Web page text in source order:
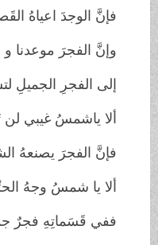
فإنَّ الوجدَ اعياهُ القَصيدُ
وإنَّ الفجرَ موعدنا و إنّا
إلى الفجرِ الجميلِ
ألا ياشمسُ غيبي لن
فإنَّ الفجرَ يصنعهُ
ألا يا شمسُ وجهُ
ففي قَسَماتِهِ فجرٌ جديدُ